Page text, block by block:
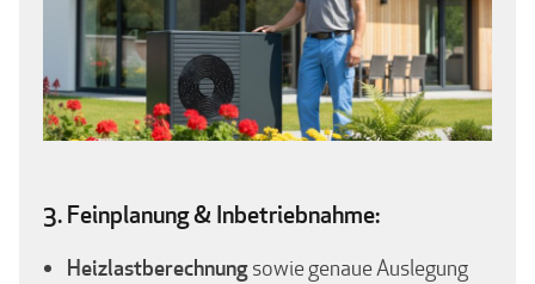
3. Feinplanung & Inbetriebnahme:
Heizlastberechnungsowie genaue Auslegung